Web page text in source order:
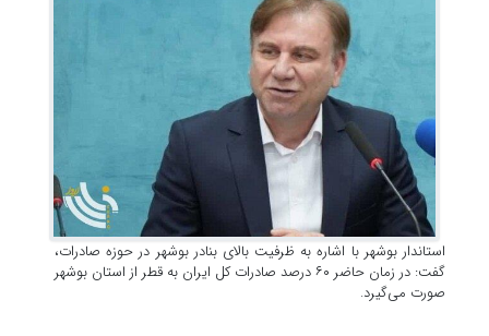
استاندار بوشهر با اشاره به ظرفیت بالای بنادر بوشهر در حوزه صادرات،
گفت: در زمان حاضر ۶۰ درصد صادرات کل ایران به قطر از استان بوشهر
صورت می‌گیرد.